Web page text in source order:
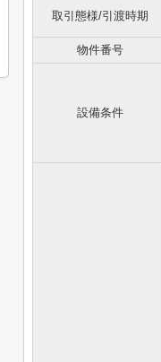
取引態様/引渡時期
物件番号
設備条件